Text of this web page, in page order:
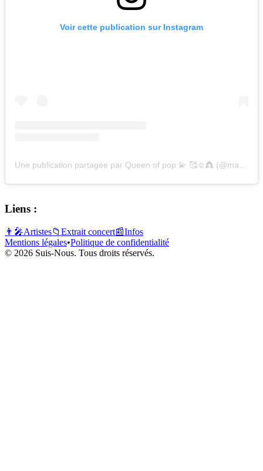
Voir cette publication sur Instagram
Liens :
👨‍🎤Artistes📁 Extrait concert📰Infos
Mentions légales•Politique de confidentialité
© 2026 Suis-Nous. Tous droits réservés.